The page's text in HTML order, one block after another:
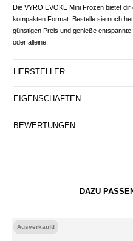
Die VYRO EVOKE Mini Frozen bietet
kompakten Format. Bestelle sie noch
günstigen Preis und genieße
oder alleine.
HERSTELLER
EIGENSCHAFTEN
BEWERTUNGEN
DAZU
Ausverkauft!